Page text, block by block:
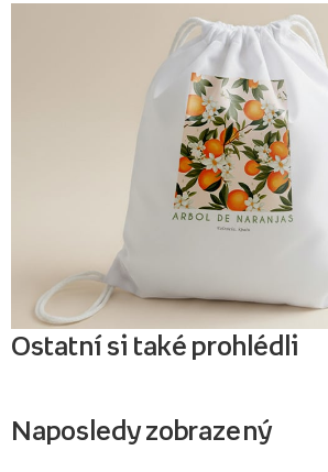
Ostatní si také prohlédli
Naposledy zobrazený